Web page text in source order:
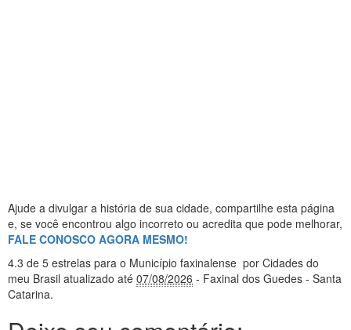
Ajude a divulgar a história de sua cidade, compartilhe esta página
e, se você encontrou algo incorreto ou acredita que pode melhorar,
FALE CONOSCO AGORA MESMO!
4.3 de 5 estrelas para o Município faxinalense por Cidades do
meu Brasil atualizado até 07/08/2026 - Faxinal dos Guedes - Santa
Catarina.